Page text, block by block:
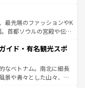
り、サーフィンやダイ
ドア好きにはたまらな
を存分に味わいつくそ
東部など、都市の喧騒
訪れる人に新しい発見と
奥深い台湾の食文化も魅
、バラエティ豊かな料理
最先端のファッションやK
首都ソウルの宮殿や伝統
の自然美を楽しむことが
品のストリートフード
ている。夜には、韓国な
る。あたたかいホスピタ
イド・有名観光スポ
なベトナム。南北に細長
景や青々とした山々、世